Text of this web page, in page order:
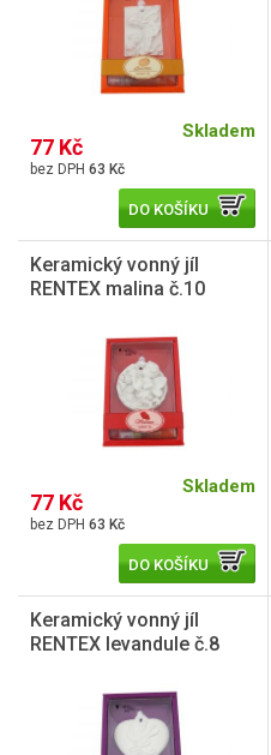
77 Kč
63 Kč
Skladem
DO KOŠÍKU
Keramický vonný jíl
RENTEX malina č.10
77 Kč
63 Kč
Skladem
DO KOŠÍKU
Keramický vonný jíl
RENTEX levandule č.8